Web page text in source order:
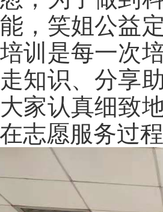
，笑姐公益
训是每一次
知识、分享
家认真细致
志愿服务过